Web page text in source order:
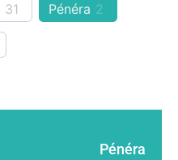
31 Pénéra 2
Pénéra